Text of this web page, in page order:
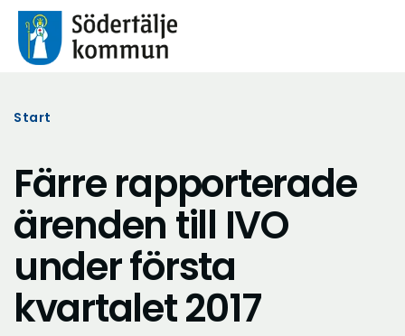
Start
Färre rapporterade
ärenden till IVO
under första
kvartalet 2017